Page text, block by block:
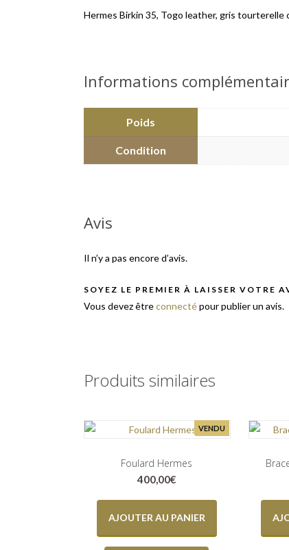
Hermes Birkin 35, Togo leather, gris
Informations
Poids
Condition
Avis
Il n’y a pas encore d’avis.
SOYEZ LE PREMIER À LAISSER VOTRE
Vous devez êtreconnectépour publier un avis.
Produits similaires
VENDU
Foulard Hermes
400,00€
AJOUTER AU PANIER